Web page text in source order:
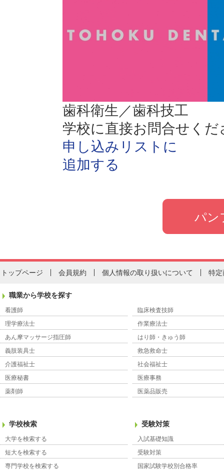
歯科衛生／歯科技工
学校に直接お問合せくだ
申し込みリストに
追加する
トップページ 会員規約 個人情報の取り扱いについて 特定
職業から学校を探す
看護師
臨床検査技師
理学療法士
作業療法士
あん摩マッサージ指圧師
はり師・きゅう師
義肢装具士
救急救命士
介護福祉士
社会福祉士
医療秘書
医療事務
薬剤師
医薬品販売
学校検索
大学を検索する
短大を検索する
専門学校を検索する
受験対策
入試基礎知識
受験対策
国家試験学校別合格率